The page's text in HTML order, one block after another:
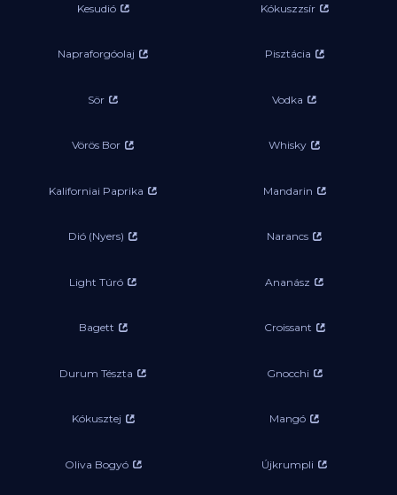
Kesudió Kókuszzsír
Napraforgóolaj Pisztácia
Sör Vodka
Vörös Bor Whisky
Kaliforniai Paprika Mandarin
Dió (Nyers) Narancs
Light Túró Ananász
Bagett Croissant
Durum Tészta Gnocchi
Kókusztej Mangó
Oliva Bogyó Újkrumpli